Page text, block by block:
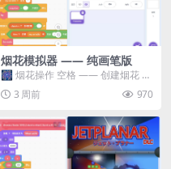
烟花模拟器 —— 纯画笔版
🎆 烟花操作 空格 —— 创建烟花 1
~ 3 —— 切换烟花类型 普通烟花
嘶...3 周前 970